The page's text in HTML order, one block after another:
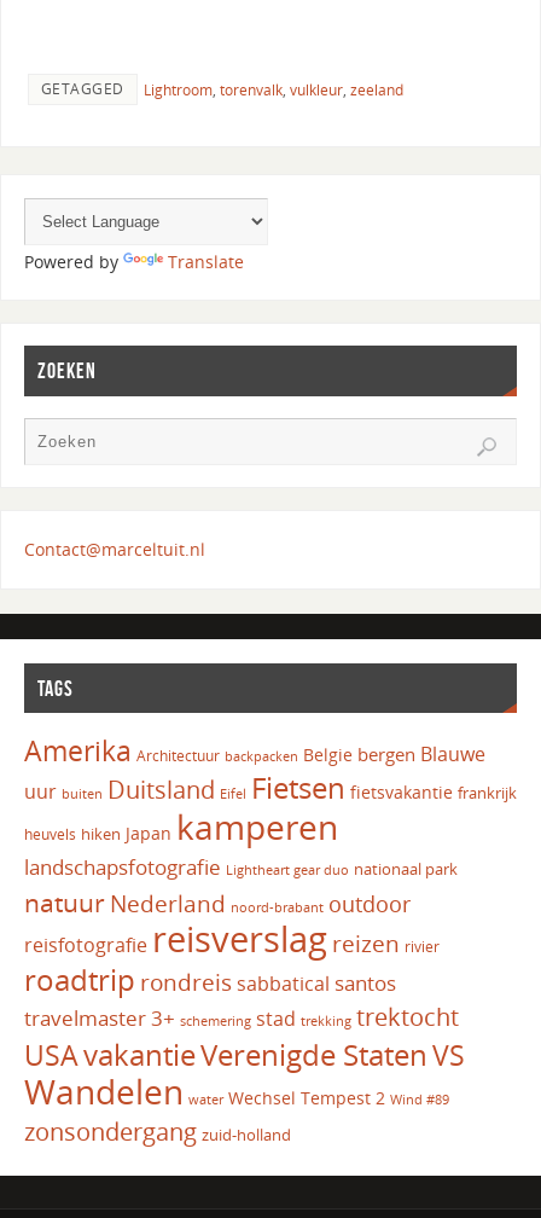
GETAGGED Lightroom, torenvalk, vulkleur, zeeland
Powered by Translate
ZOEKEN
Contact@marceltuit.nl
TAGS
Amerika Architectuur backpacken Belgie bergen Blauwe
uur buiten Duitsland Eifel Fietsen fietsvakantie frankrijk
heuvels hiken Japan kamperen
landschapsfotografie Lightheart gear duo nationaal park
natuur Nederland noord-brabant outdoor
reisfotografie reisverslag reizen rivier
roadtrip rondreis sabbatical santos
travelmaster 3+ schemering stad trekking trektocht
USAvakantieVerenigde StatenVS
Wandelen water Wechsel Tempest 2 Wind #89
zonsondergang zuid-holland